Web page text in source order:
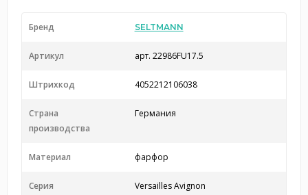
Бренд SELTMANN
Артикул арт. 22986FU17.5
Штрихкод 4052212106038
Страна
производства
Германия
Материал фарфор
Серия Versailles Avignon